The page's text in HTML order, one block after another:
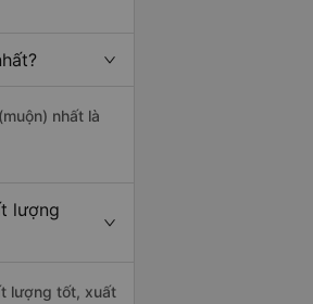
nhất là
lượng
lượng tốt, xuất